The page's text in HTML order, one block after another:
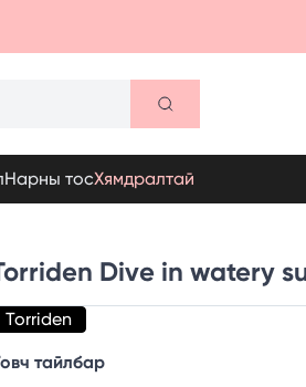
Нарны тосХямдралтай
Dive in watery
Torriden
тайлбар